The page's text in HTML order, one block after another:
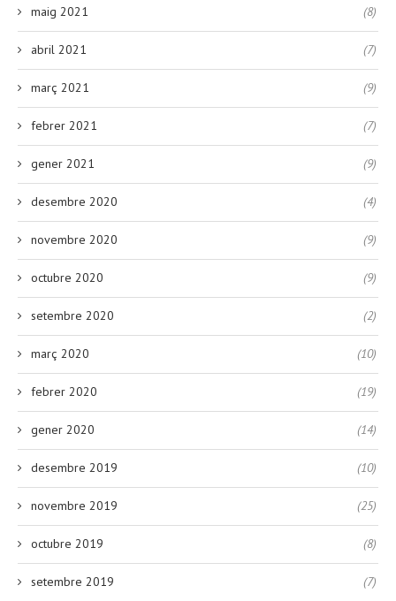
maig 2021 (8)
abril 2021 (7)
març 2021 (9)
febrer 2021 (7)
gener 2021 (9)
desembre 2020 (4)
novembre 2020 (9)
octubre 2020 (9)
setembre 2020 (2)
març 2020 (10)
febrer 2020 (19)
gener 2020 (14)
desembre 2019 (10)
novembre 2019 (25)
octubre 2019 (8)
setembre 2019 (7)